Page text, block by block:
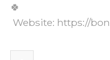
🍀
Website: https://